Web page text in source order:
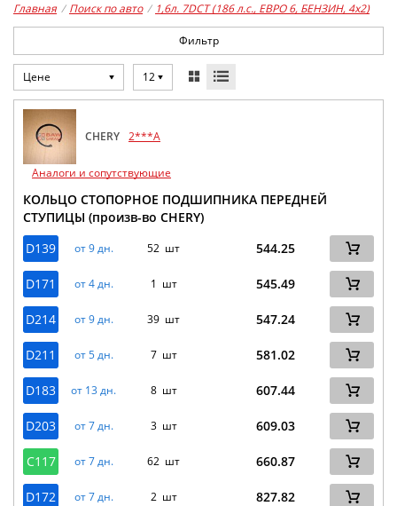
Главная / Поиск по авто / 1,6л. 7DCT (186 л.с., ЕВРО 6, БЕНЗИН, 4x2)
Фильтр
Цене 12
CHERY 2***A
Аналоги и сопутствующие
КОЛЬЦО СТОПОРНОЕ ПОДШИПНИКА ПЕРЕДНЕЙ
СТУПИЦЫ (произв-во CHERY)
D139
от 9 дн. 52 шт 544.25
D171 от 4 дн. 1 шт 545.49
D214 от 9 дн. 39 шт 547.24
D211 от 5 дн. 7 шт 581.02
D183 от 13 дн. 8 шт 607.44
D203 от 7 дн. 3 шт 609.03
C117 от 7 дн. 62 шт 660.87
D172 от 7 дн. 2 шт 827.82